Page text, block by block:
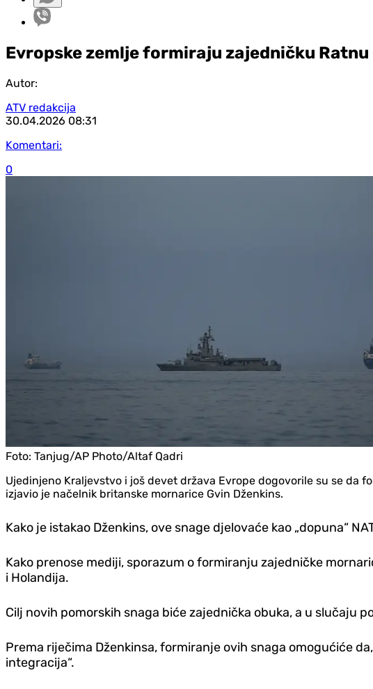
Evropske zemlje formiraju zajedničku
Autor:
ATV redakcija
30.04.2026 08:31
Komentari:
0
Foto: Tanjug/AP Photo/Altaf Qadri
Ujedinjeno Kraljevstvo i još devet država Evrope dogovorile su se da
izjavio je načelnik britanske mornarice Gvin Dženkins.
Kako je istakao Dženkins, ove snage djelovaće kao „dopuna“
Kako prenose mediji, sporazum o formiranju zajedničke
i Holandija.
Cilj novih pomorskih snaga biće zajednička obuka, a u slučaju
Prema riječima Dženkinsa, formiranje ovih snaga omogućiće
integracija“.